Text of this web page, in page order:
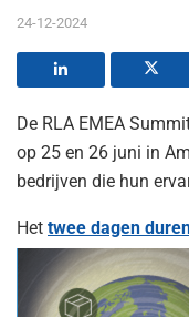
24-12-2024
De RLA EMEA
op 25 en 26 juni in
bedrijven die hun
Het twee dagen